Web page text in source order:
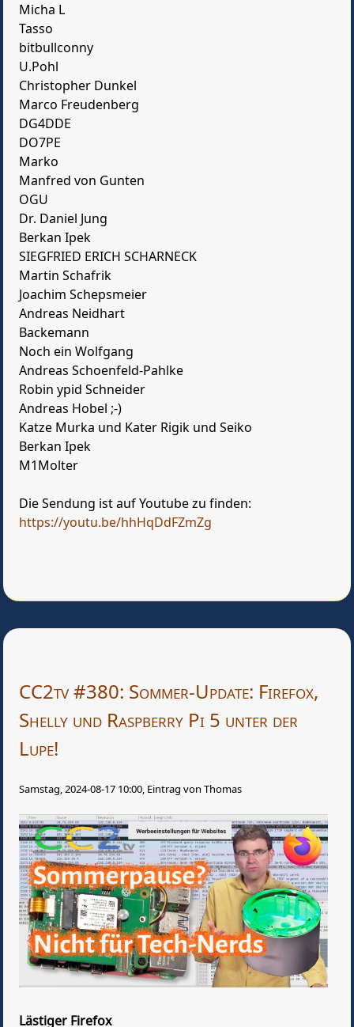
Micha L
Tasso
bitbullconny
U.Pohl
Christopher Dunkel
Marco Freudenberg
DG4DDE
DO7PE
Marko
Manfred von Gunten
OGU
Dr. Daniel Jung
Berkan Ipek
SIEGFRIED ERICH SCHARNECK
Martin Schafrik
Joachim Schepsmeier
Andreas Neidhart
Backemann
Noch ein Wolfgang
Andreas Schoenfeld-Pahlke
Robin ypid Schneider
Andreas Hobel ;-)
Katze Murka und Kater Rigik und Seiko
Berkan Ipek
M1Molter
Die Sendung ist auf Youtube zu finden:
https://youtu.be/hhHqDdFZmZg
CC2tv #380: Sommer-Update: Firefox,
Shelly und Raspberry Pi 5 unter der
Lupe!
Samstag, 2024-08-17 10:00, Eintrag von Thomas
Lästiger Firefox